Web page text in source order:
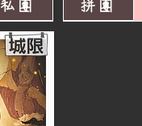
私團 拼團